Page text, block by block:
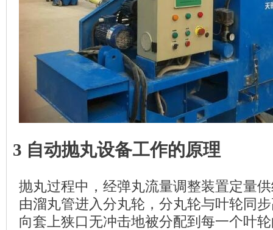
3 自动抛丸设备工作的原理
抛丸过程中，经弹丸流量调整装置定量
由溜丸管进入分丸轮，分丸轮与叶轮同
向套上狭口无冲击地被分配到每一个叶